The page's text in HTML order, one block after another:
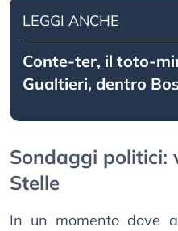
LEGGI ANCHE
Conte-ter, il toto-
Gualtieri, dentro
Sondaggi politici:
Stelle
In un momento dove